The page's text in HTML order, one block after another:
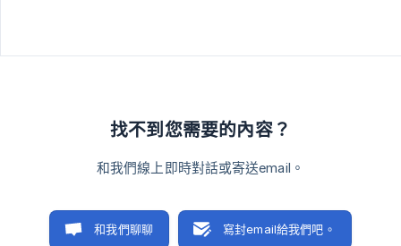
找不到您需要的內容？
和我們線上即時對話或寄送email。
和我們聊聊 寫封email給我們吧。